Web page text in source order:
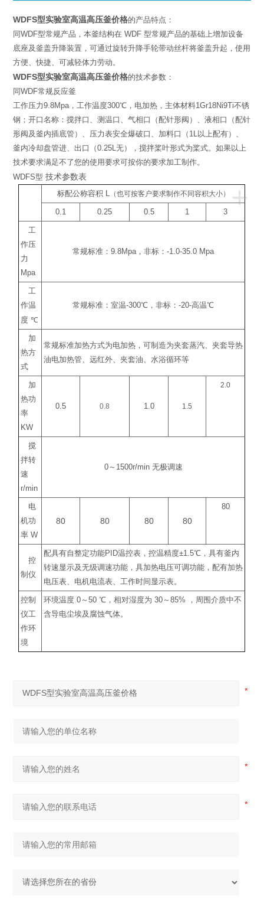
WDFS型实验室高温高压釜价格的产品特点：
同WDF型常规产品，本釜结构在 WDF 型常规产品的基础上增加设备
底座及釜盖升降装置，可通过旋转升降手轮带动丝杆将釜盖升起，使用
方便、快捷、可减轻体力劳动。
WDFS型实验室高温高压釜价格的技术参数：
同WDF常规反应釜
工作压力9.8Mpa，工作温度300℃，电加热，主体材料1Gr18Ni9Ti不锈
钢；开口名称：搅拌口、测温口、气相口（配针形阀）、液相口（配针
形阀及釜内插底管）、压力表安全爆破口、加料口（1L以上配有）、
釜内冷却盘管进、出口（0.25L无），搅拌桨叶形式为桨式。如果以上
技术要求满足不了您的使用要求可按你的要求加工制作。
WDFS型技术参数表
+
标配公称容积 L（也可按客户要求制作不同容积大小）
0.1 0.25 0.5 1 3
工
作压
力
Mpa
常规标准：9.8Mpa，非标：-1.0-35.0 Mpa
工
作温
度 ℃
常规标准：室温-300℃ ，非标：-20-高温℃
加
热方
式
常规标准加热方式为电加热，可制造为夹套蒸汽、夹套导热
油电加热管、远红外、夹套油、水浴循环等
加
热功
率
KW
0.5 0.8 1.0 1.5
2.0
搅
拌转
速
r/min
0～ 1500r/min 无极调速
电
机功
率 W
80 80 80 80
80
控
制仪
配具有自整定功能PID温控表，控温精度±1.5℃ ，具有釜内
转速显示及无级调速功能，具加热电压可调功能，配有加热
电压表、电机电流表、工作时间显示表。
控制
仪工
作环
境
环境温度 0～50℃ ，相对湿度为 30～85%
，周围介质中不
含导电尘埃及腐蚀气体。